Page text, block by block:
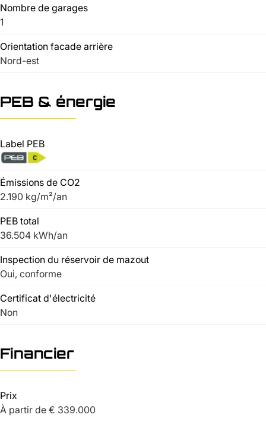
Nombre de garages
1
Orientation facade arrière
Nord-est
PEB & énergie
Label PEB
Émissions de CO2
2.190 kg/m²/an
PEB total
36.504 kWh/an
Inspection du réservoir de mazout
Oui, conforme
Certificat d'électricité
Non
Financier
Prix
À partir de € 339.000